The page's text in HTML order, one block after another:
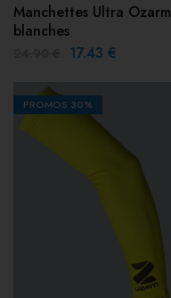
Manchettes Ultra Ozarm
blanches
17.43 €
PROMOS 30%